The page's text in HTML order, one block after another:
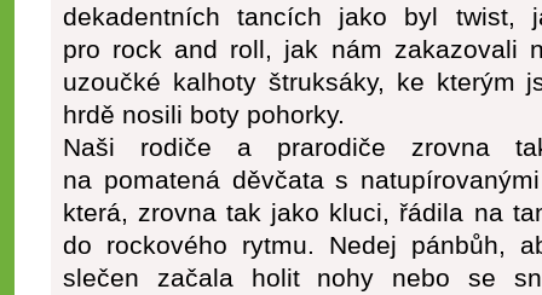
dekadentních tancích jako byl twist,
pro rock and roll, jak nám zakazovali
uzoučké kalhoty štruksáky, ke kterým
hrdě nosili boty pohorky.
Naši rodiče a prarodiče zrovna
na pomatená děvčata s
která, zrovna tak jako kluci, řádila na
do rockového rytmu. Nedej pánbůh,
slečen začala holit nohy nebo se